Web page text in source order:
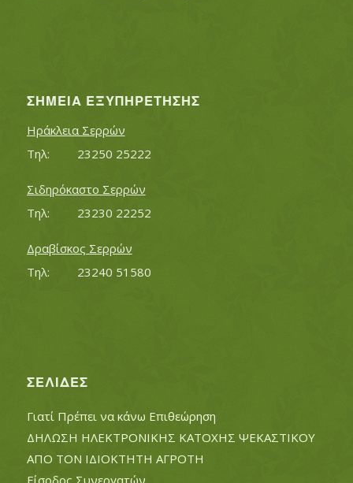
ΣΗΜΕΊΑ ΕΞΥΠΗΡΈΤΗΣΗΣ
Ηράκλεια Σερρών
Τηλ:		23250 25222
Σιδηρόκαστο Σερρών
Τηλ:		23230 22252
Δραβίσκος Σερρών
Τηλ:		23240 51580
ΣΕΛΊΔΕΣ
Γιατί Πρέπει να κάνω Επιθεώρηση
ΔΗΛΩΣΗ ΗΛΕΚΤΡΟΝΙΚΗΣ ΚΑΤΟΧΗΣ ΨΕΚΑΣΤΙΚΟΥ
ΑΠΟ ΤΟΝ ΙΔΙΟΚΤΗΤΗ ΑΓΡΟΤΗ